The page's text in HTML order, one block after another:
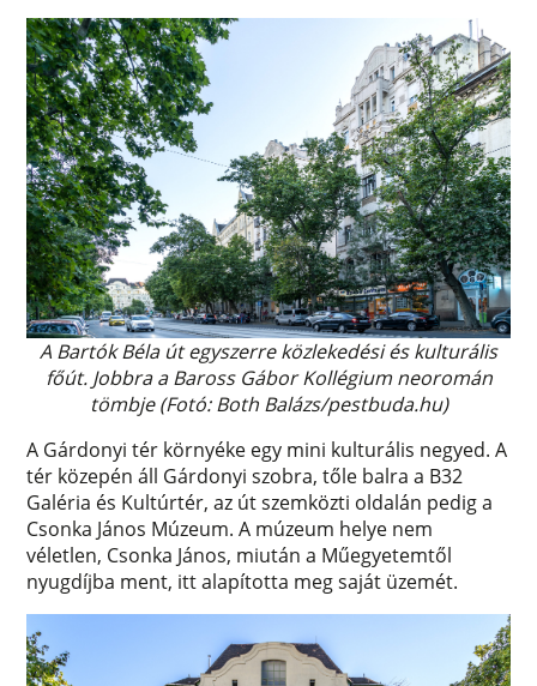
A Bartók Béla út egyszerre közlekedési és kulturális
főút. Jobbra a Baross Gábor Kollégium neoromán
tömbje (Fotó: Both Balázs/pestbuda.hu)
A Gárdonyi tér környéke egy mini kulturális negyed. A
tér közepén áll Gárdonyi szobra, tőle balra a B32
Galéria és Kultúrtér, az út szemközti oldalán pedig a
Csonka János Múzeum. A múzeum helye nem
véletlen, Csonka János, miután a Műegyetemtől
nyugdíjba ment, itt alapította meg saját üzemét.